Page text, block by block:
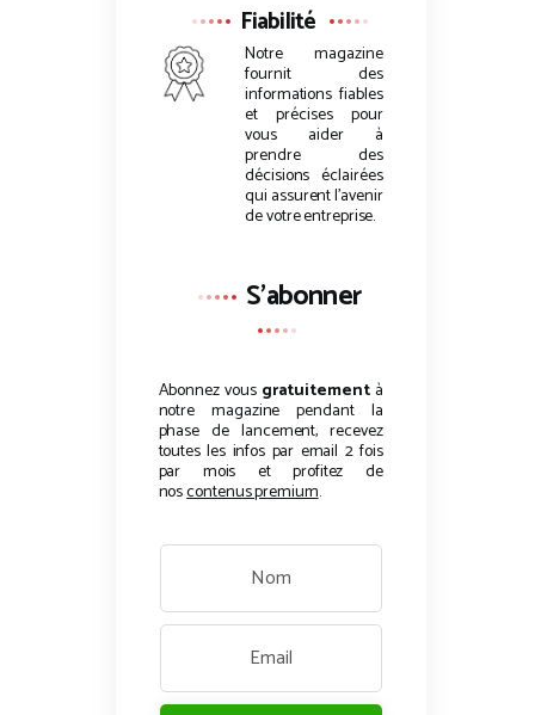
Fiabilité
Notre magazine
fournit des
informations fiables
et précises pour
vous aider à
prendre des
décisions éclairées
qui assurent l’avenir
de votre entreprise.
S'abonner
Abonnez vous gratuitementà
notre magazine pendant la
phase de lancement, recevez
toutes les infos par email 2 fois
par mois et profitez de
noscontenus premium.